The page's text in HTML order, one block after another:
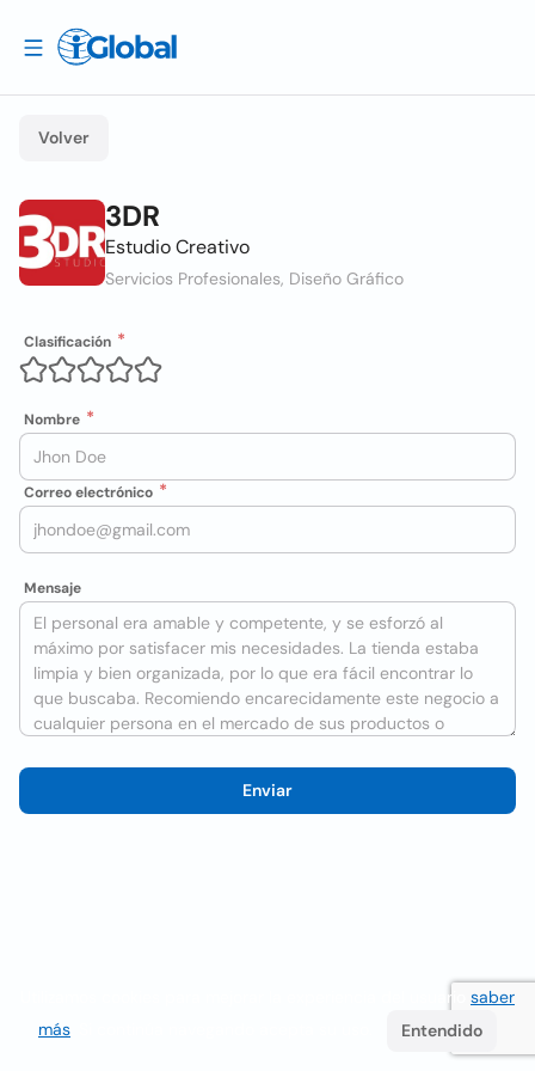
Volver
3DR
Estudio Creativo
Servicios Profesionales, Diseño Gráfico
Clasificación
Nombre
Correo electrónico
Mensaje
Enviar
Utilizamos cookies para mejorar la experiencia del usuario saber
más
Entendido